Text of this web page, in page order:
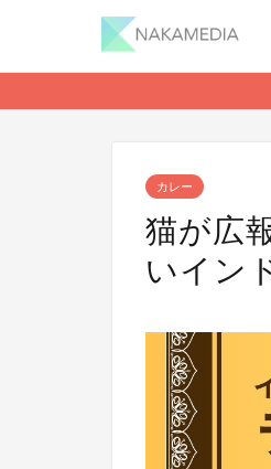
カレー
猫が広
いイン